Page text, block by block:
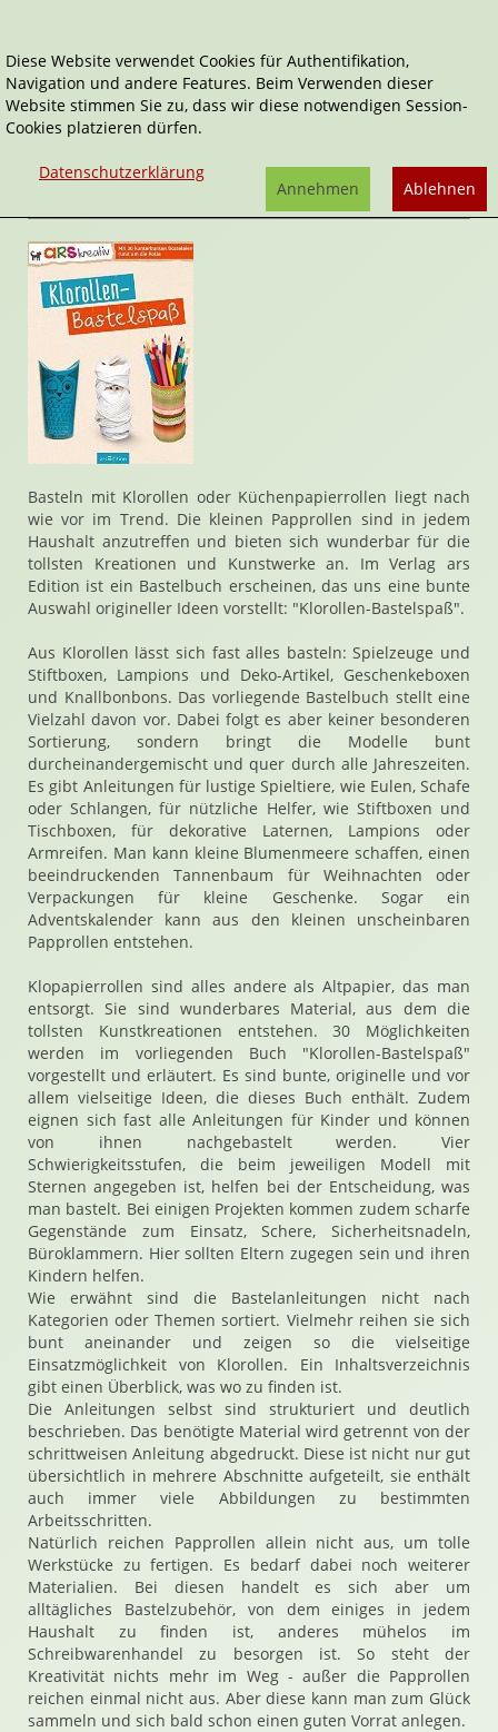
Home Sachbücher DIY Klorollen-Bastelspaß
Klorollen-Bastelspaß
Rezension von Janett Cernohuby | 18. August 2016
Basteln mit Klorollen oder Küchenpapierrollen liegt nach
wie vor im Trend. Die kleinen Papprollen sind in jedem
Haushalt anzutreffen und bieten sich wunderbar für die
tollsten Kreationen und Kunstwerke an. Im Verlag ars
Edition ist ein Bastelbuch erscheinen, das uns eine bunte
Auswahl origineller Ideen vorstellt: "Klorollen-Bastelspaß".
Aus Klorollen lässt sich fast alles basteln: Spielzeuge und
Stiftboxen, Lampions und Deko-Artikel, Geschenkeboxen
und Knallbonbons. Das vorliegende Bastelbuch stellt eine
Vielzahl davon vor. Dabei folgt es aber keiner besonderen
Sortierung, sondern bringt die Modelle bunt
durcheinandergemischt und quer durch alle Jahreszeiten.
Es gibt Anleitungen für lustige Spieltiere, wie Eulen, Schafe
oder Schlangen, für nützliche Helfer, wie Stiftboxen und
Tischboxen, für dekorative Laternen, Lampions oder
Armreifen. Man kann kleine Blumenmeere schaffen, einen
beeindruckenden Tannenbaum für Weihnachten oder
Verpackungen für kleine Geschenke. Sogar ein
Adventskalender kann aus den kleinen unscheinbaren
Papprollen entstehen.
Klopapierrollen sind alles andere als Altpapier, das man
entsorgt. Sie sind wunderbares Material, aus dem die
tollsten Kunstkreationen entstehen. 30 Möglichkeiten
werden im vorliegenden Buch "Klorollen-Bastelspaß"
vorgestellt und erläutert. Es sind bunte, originelle und vor
allem vielseitige Ideen, die dieses Buch enthält. Zudem
eignen sich fast alle Anleitungen für Kinder und können
von ihnen nachgebastelt werden. Vier
Schwierigkeitsstufen, die beim jeweiligen Modell mit
Sternen angegeben ist, helfen bei der Entscheidung, was
man bastelt. Bei einigen Projekten kommen zudem scharfe
Gegenstände zum Einsatz, Schere, Sicherheitsnadeln,
Büroklammern. Hier sollten Eltern zugegen sein und ihren
Kindern helfen.
Wie erwähnt sind die Bastelanleitungen nicht nach
Kategorien oder Themen sortiert. Vielmehr reihen sie sich
bunt aneinander und zeigen so die vielseitige
Einsatzmöglichkeit von Klorollen. Ein Inhaltsverzeichnis
gibt einen Überblick, was wo zu finden ist.
Die Anleitungen selbst sind strukturiert und deutlich
beschrieben. Das benötigte Material wird getrennt von der
schrittweisen Anleitung abgedruckt. Diese ist nicht nur gut
übersichtlich in mehrere Abschnitte aufgeteilt, sie enthält
auch immer viele Abbildungen zu bestimmten
Arbeitsschritten.
Natürlich reichen Papprollen allein nicht aus, um tolle
Werkstücke zu fertigen. Es bedarf dabei noch weiterer
Materialien. Bei diesen handelt es sich aber um
alltägliches Bastelzubehör, von dem einiges in jedem
Haushalt zu finden ist, anderes mühelos im
Schreibwarenhandel zu besorgen ist. So steht der
Kreativität nichts mehr im Weg - außer die Papprollen
reichen einmal nicht aus. Aber diese kann man zum Glück
sammeln und sich bald schon einen guten Vorrat anlegen.
Diese Website verwendet Cookies für Authentifikation,
Navigation und andere Features. Beim Verwenden dieser
Website stimmen Sie zu, dass wir diese notwendigen Session-
Cookies platzieren dürfen.
Datenschutzerklärung
Ablehnen
Annehmen